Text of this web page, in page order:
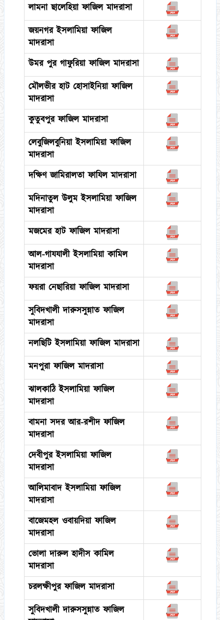
লামনা ছালেহিয়া ফাজিল মাদরাসা
জয়নগর ইসলামিয়া ফাজিল
মাদরাসা
উমর পুর গাফুরিয়া ফাজিল মাদরাসা
মৌলভীর হাট হোসাইনিয়া ফাজিল
মাদরাসা
কুতুবপুর ফাজিল মাদরাসা
লেবুজিলবুনিয়া ইসলামিয়া ফাজিল
মাদরাসা
দক্ষিণ জামিরালতা ফাযিল মাদরাসা
মদিনাতুল উলুম ইসলামিয়া ফাজিল
মাদরাসা
মজমের হাট ফাজিল মাদরাসা
আল-গাযযালী ইসলামিয়া কামিল
মাদরাসা
ফয়রা নেছারিয়া ফাজিল মাদরাসা
সুবিদখালী দারুসসুন্নাত ফাজিল
মাদরাসা
নলছিটি ইসলামিয়া ফাজিল মাদরাসা
মনপুরা ফাজিল মাদরাসা
ঝালকাঠি ইসলামিয়া ফাজিল
মাদরাসা
বামনা সদর আর-রশীদ ফাজিল
মাদরাসা
দেবীপুর ইসলামিয়া ফাজিল
মাদরাসা
আলিমাবাদ ইসলামিয়া ফাজিল
মাদরাসা
বাজেমহল ওবায়দিয়া ফাজিল
মাদরাসা
ভোলা দারুল হাদীস কামিল
মাদরাসা
চরলক্ষীপুর ফাজিল মাদরাসা
সুবিদখালী দারুসসুন্নাত ফাজিল